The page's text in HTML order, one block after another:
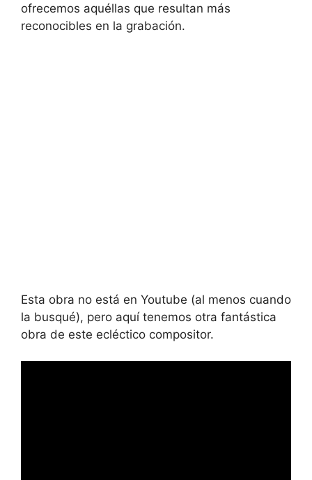
ofrecemos aquéllas que resultan más
reconocibles en la grabación.
Esta obra no está en Youtube (al menos cuando
la busqué), pero aquí tenemos otra fantástica
obra de este ecléctico compositor.